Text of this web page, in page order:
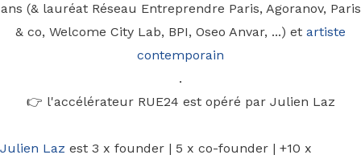
ans (& lauréat Réseau Entreprendre Paris, Agoranov, Paris
& co, Welcome City Lab, BPI, Oseo Anvar, ...) et artiste
contemporain
.
👉 l'accélérateur RUE24 est opéré par Julien Laz
Julien Laz est 3 x founder | 5 x co-founder | +10 x